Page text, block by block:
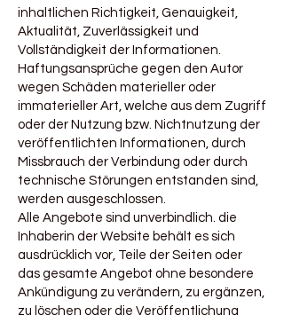
inhaltlichen Richtigkeit, Genauigkeit,
Aktualität, Zuverlässigkeit und
Vollständigkeit der Informationen.
Haftungsansprüche gegen den Autor
wegen Schäden materieller oder
immaterieller Art, welche aus dem Zugriff
oder der Nutzung bzw. Nichtnutzung der
veröffentlichten Informationen, durch
Missbrauch der Verbindung oder durch
technische Störungen entstanden sind,
werden ausgeschlossen.
Alle Angebote sind unverbindlich. die
Inhaberin der Website behält es sich
ausdrücklich vor, Teile der Seiten oder
das gesamte Angebot ohne besondere
Ankündigung zu verändern, zu ergänzen,
zu löschen oder die Veröffentlichung